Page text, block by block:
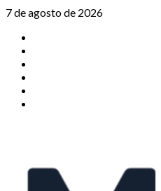
Saltar
contenido
7 de agosto de 2026